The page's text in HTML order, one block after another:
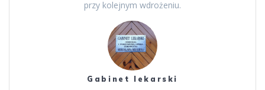
przy kolejnym wdrożeniu.
Gabinet lekarski